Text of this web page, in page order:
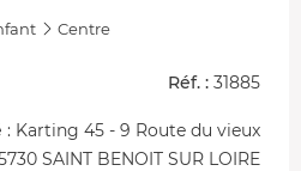
Centre
Réf. : 31885
: Karting 45 - 9 Route du vieux
SAINT BENOIT SUR LOIRE